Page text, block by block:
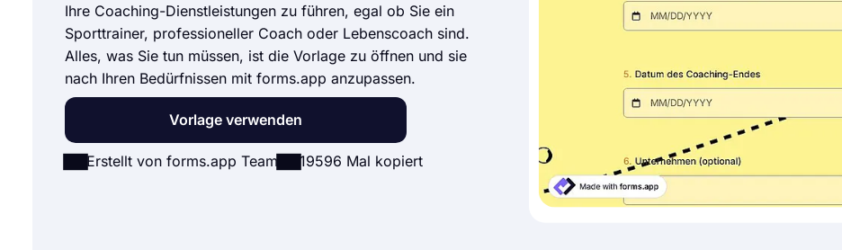
Ihre Coaching-Dienstleistungen zu führen, egal ob Sie ein
Sporttrainer, professioneller Coach oder Lebenscoach sind.
Alles, was Sie tun müssen, ist die Vorlage zu öffnen und sie
nach Ihren Bedürfnissen mit forms.app anzupassen.
Vorlage verwenden
Erstellt von forms.app Team 19596 Mal kopiert